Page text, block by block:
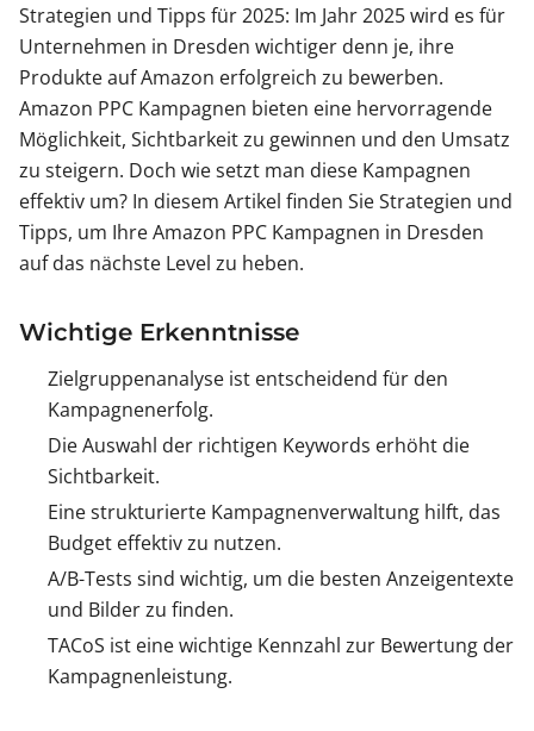
Strategien und Tipps für 2025: Im Jahr 2025 wird es für
Unternehmen in Dresden wichtiger denn je, ihre
Produkte auf Amazon erfolgreich zu bewerben.
Amazon PPC Kampagnen bieten eine hervorragende
Möglichkeit, Sichtbarkeit zu gewinnen und den Umsatz
zu steigern. Doch wie setzt man diese Kampagnen
effektiv um? In diesem Artikel finden Sie Strategien und
Tipps, um Ihre Amazon PPC Kampagnen in Dresden
auf das nächste Level zu heben.
Wichtige Erkenntnisse
Zielgruppenanalyse ist entscheidend für den
Kampagnenerfolg.
Die Auswahl der richtigen Keywords erhöht die
Sichtbarkeit.
Eine strukturierte Kampagnenverwaltung hilft, das
Budget effektiv zu nutzen.
A/B-Tests sind wichtig, um die besten Anzeigentexte
und Bilder zu finden.
TACoS ist eine wichtige Kennzahl zur Bewertung der
Kampagnenleistung.